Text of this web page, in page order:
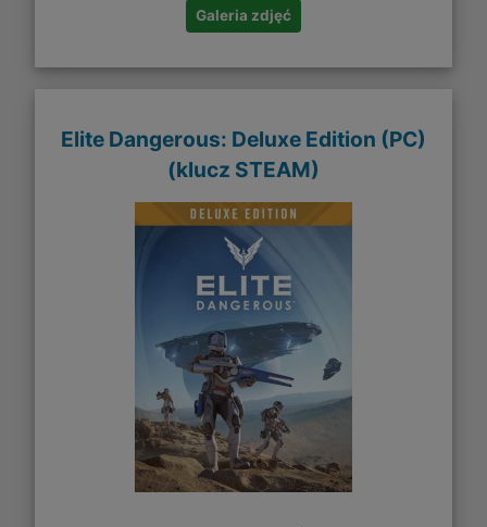
Galeria zdjęć
Elite Dangerous: Deluxe Edition (PC)
(klucz STEAM)